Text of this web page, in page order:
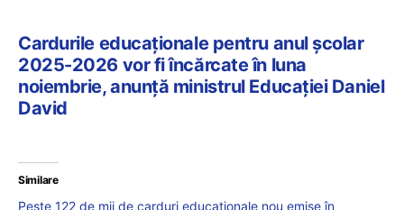
Cardurile educaționale pentru anul școlar
2025-2026 vor fi încărcate în luna
noiembrie, anunță ministrul Educației Daniel
David
Similare
Peste 122 de mii de carduri educaționale nou emise în